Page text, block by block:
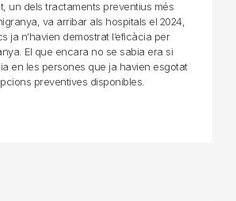
un dels tractaments preventius més
va arribar als hospitals el 2024,
ja n’havien demostrat l’eficàcia per
El que encara no se sabia era si
en les persones que ja havien esgotat
preventives disponibles.